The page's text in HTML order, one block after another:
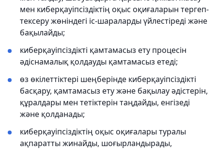
мен киберқауіпсіздіктің оқыс оқиғаларын тергеп-
тексеру жөніндегі іс-шараларды үйлестіреді және
бақылайды;
киберқауіпсіздікті қамтамасыз ету процесін
әдіснамалық қолдауды қамтамасыз етеді;
өз өкілеттіктері шеңберінде киберқауіпсіздікті
басқару, қамтамасыз ету және бақылау әдістерін,
құралдары мен тетіктерін таңдайды, енгізеді
және қолданады;
киберқауіпсіздіктің оқыс оқиғалары туралы
ақпаратты жинайды, шоғырландырады,